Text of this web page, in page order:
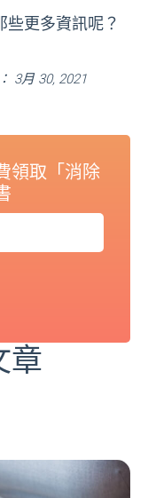
更多資訊呢？
3月 30, 2021
領取「消除
章